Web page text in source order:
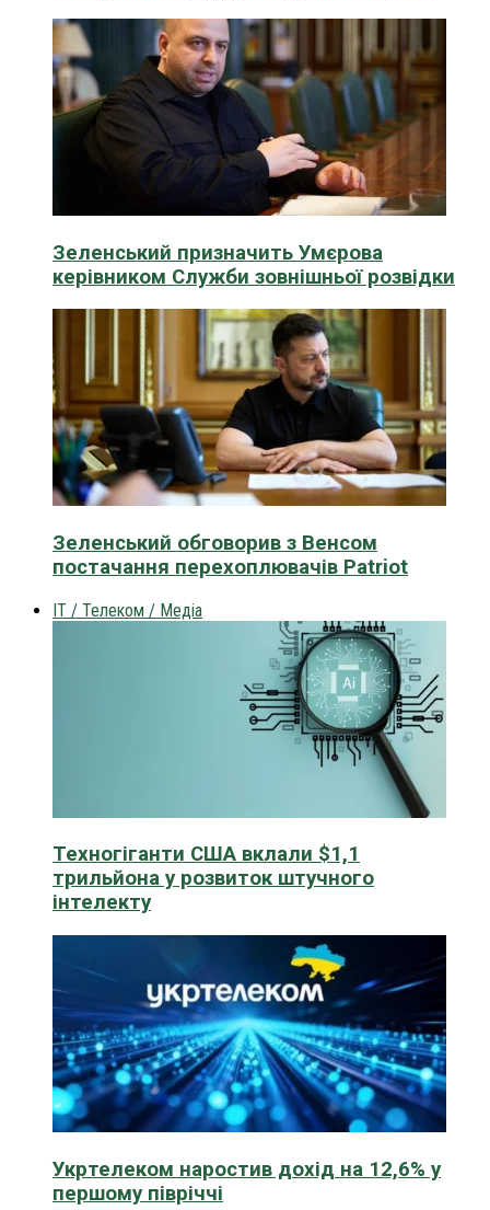
Зеленський призначить Умєрова
керівником Служби зовнішньої розвідки
Зеленський обговорив з Венсом
постачання перехоплювачів Patriot
IT / Телеком / Медіа
Техногіганти США вклали $1,1
трильйона у розвиток штучного
інтелекту
Укртелеком наростив дохід на 12,6% у
першому півріччі